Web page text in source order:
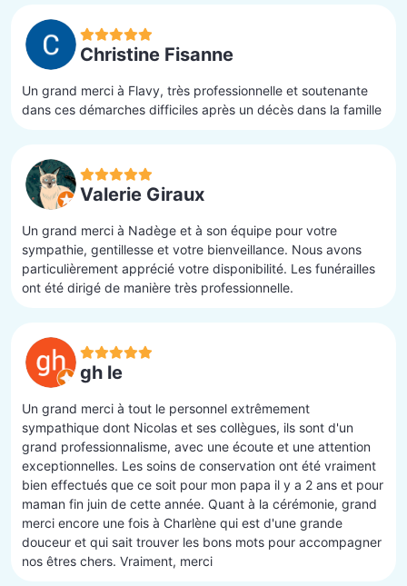
Christine Fisanne
Un grand merci à Flavy, très professionnelle et soutenante
dans ces démarches difficiles après un décès dans la famille
Valerie Giraux
Un grand merci à Nadège et à son équipe pour votre
sympathie, gentillesse et votre bienveillance. Nous avons
particulièrement apprécié votre disponibilité. Les funérailles
ont été dirigé de manière très professionnelle.
gh le
Un grand merci à tout le personnel extrêmement
sympathique dont Nicolas et ses collègues, ils sont d'un
grand professionnalisme, avec une écoute et une attention
exceptionnelles. Les soins de conservation ont été vraiment
bien effectués que ce soit pour mon papa il y a 2 ans et pour
maman fin juin de cette année. Quant à la cérémonie, grand
merci encore une fois à Charlène qui est d'une grande
douceur et qui sait trouver les bons mots pour accompagner
nos êtres chers. Vraiment, merci